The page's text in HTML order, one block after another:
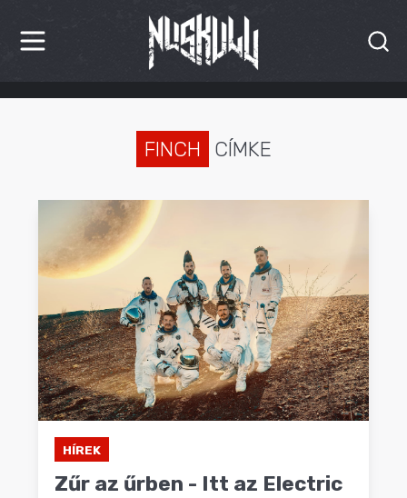
HÍREK
INTERJÚK
PREMIEREK
KULT
MÁSVILÁG
BLOG
FINCH CÍMKE
HÍREK
Zűr az űrben - Itt az Electric